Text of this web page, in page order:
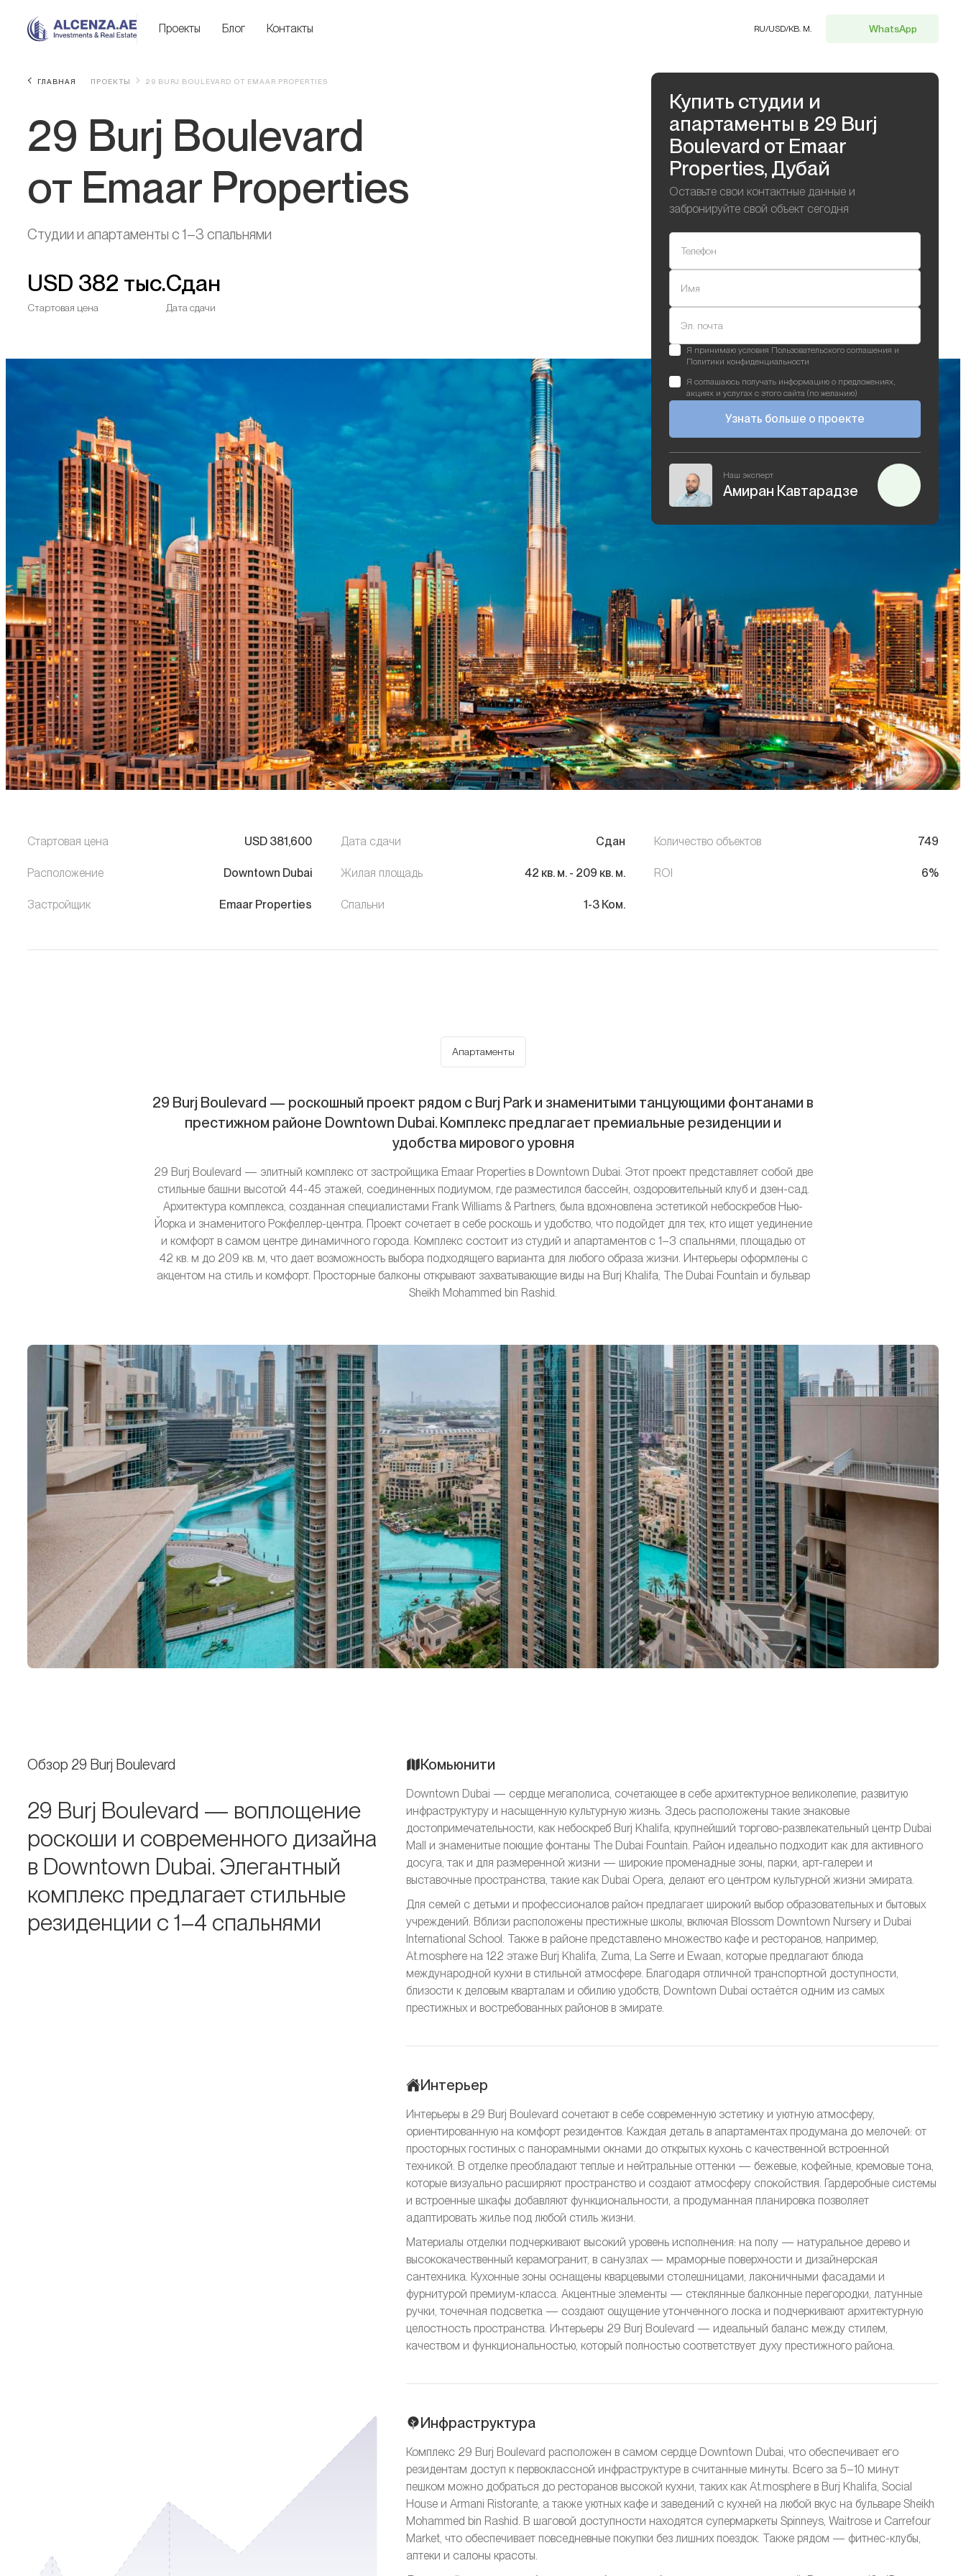
RU/USD/КВ. М. WhatsApp
Проекты Блог Контакты
ГЛАВНАЯ ПРОЕКТЫ 29 BURJ BOULEVARD ОТ EMAAR PROPERTIES
29 Burj Boulevard
от Emaar Properties
Студии и апартаменты с 1–3 спальнями
USD 382 тыс.
Стартовая цена
Сдан
Дата сдачи
Купить студии и
апартаменты в 29 Burj
Boulevard от Emaar
Properties, Дубай
Оставьте свои контактные данные и
забронируйте свой объект сегодня
Телефон
Имя
Эл. почта
Я принимаю условия Пользовательского соглашения и
Политики конфиденциальности
Я соглашаюсь получать информацию о предложениях,
акциях и услугах с этого сайта (по желанию)
Узнать больше о проекте
Наш эксперт
Амиран Кавтарадзе
Стартовая цена USD 381,600
Расположение Downtown Dubai
Застройщик Emaar Properties
Дата сдачи Сдан
Жилая площадь 42 кв. м. - 209 кв. м.
Спальни 1-3 Ком.
Количество объектов 749
ROI 6%
Апартаменты
29 Burj Boulevard — роскошный проект рядом с Burj Park и знаменитыми танцующими фонтанами в
престижном районе Downtown Dubai. Комплекс предлагает премиальные резиденции и
удобства мирового уровня
29 Burj Boulevard — элитный комплекс от застройщика Emaar Properties в Downtown Dubai. Этот проект представляет собой две
стильные башни высотой 44-45 этажей, соединенных подиумом, где разместился бассейн, оздоровительный клуб и дзен-сад.
Архитектура комплекса, созданная специалистами Frank Williams & Partners, была вдохновлена эстетикой небоскребов Нью-
Йорка и знаменитого Рокфеллер-центра. Проект сочетает в себе роскошь и удобство, что подойдет для тех, кто ищет уединение
и комфорт в самом центре динамичного города. Комплекс состоит из студий и апартаментов с 1–3 спальнями, площадью от
42 кв. м до 209 кв. м, что дает возможность выбора подходящего варианта для любого образа жизни. Интерьеры оформлены с
акцентом на стиль и комфорт. Просторные балконы открывают захватывающие виды на Burj Khalifa, The Dubai Fountain и бульвар
Sheikh Mohammed bin Rashid.
Обзор 29 Burj Boulevard
29 Burj Boulevard — воплощение
роскоши и современного дизайна
в Downtown Dubai. Элегантный
комплекс предлагает стильные
резиденции с 1–4 спальнями
Комьюнити
Downtown Dubai — сердце мегаполиса, сочетающее в себе архитектурное великолепие, развитую
инфраструктуру и насыщенную культурную жизнь. Здесь расположены такие знаковые
достопримечательности, как небоскреб Burj Khalifa, крупнейший торгово-развлекательный центр Dubai
Mall и знаменитые поющие фонтаны The Dubai Fountain. Район идеально подходит как для активного
досуга, так и для размеренной жизни — широкие променадные зоны, парки, арт-галереи и
выставочные пространства, такие как Dubai Opera, делают его центром культурной жизни эмирата.
Для семей с детьми и профессионалов район предлагает широкий выбор образовательных и бытовых
учреждений. Вблизи расположены престижные школы, включая Blossom Downtown Nursery и Dubai
International School. Также в районе представлено множество кафе и ресторанов, например,
At.mosphere на 122 этаже Burj Khalifa, Zuma, La Serre и Ewaan, которые предлагают блюда
международной кухни в стильной атмосфере. Благодаря отличной транспортной доступности,
близости к деловым кварталам и обилию удобств, Downtown Dubai остаётся одним из самых
престижных и востребованных районов в эмирате.
Интерьер
Интерьеры в 29 Burj Boulevard сочетают в себе современную эстетику и уютную атмосферу,
ориентированную на комфорт резидентов. Каждая деталь в апартаментах продумана до мелочей: от
просторных гостиных с панорамными окнами до открытых кухонь с качественной встроенной
техникой. В отделке преобладают теплые и нейтральные оттенки — бежевые, кофейные, кремовые тона,
которые визуально расширяют пространство и создают атмосферу спокойствия. Гардеробные системы
и встроенные шкафы добавляют функциональности, а продуманная планировка позволяет
адаптировать жилье под любой стиль жизни.
Материалы отделки подчеркивают высокий уровень исполнения: на полу — натуральное дерево и
высококачественный керамогранит, в санузлах — мраморные поверхности и дизайнерская
сантехника. Кухонные зоны оснащены кварцевыми столешницами, лаконичными фасадами и
фурнитурой премиум-класса. Акцентные элементы — стеклянные балконные перегородки, латунные
ручки, точечная подсветка — создают ощущение утонченного лоска и подчеркивают архитектурную
целостность пространства. Интерьеры 29 Burj Boulevard — идеальный баланс между стилем,
качеством и функциональностью, который полностью соответствует духу престижного района.
Инфраструктура
Комплекс 29 Burj Boulevard расположен в самом сердце Downtown Dubai, что обеспечивает его
резидентам доступ к первоклассной инфраструктуре в считанные минуты. Всего за 5–10 минут
пешком можно добраться до ресторанов высокой кухни, таких как At.mosphere в Burj Khalifa, Social
House и Armani Ristorante, а также уютных кафе и заведений с кухней на любой вкус на бульваре Sheikh
Mohammed bin Rashid. В шаговой доступности находятся супермаркеты Spinneys, Waitrose и Carrefour
Market, что обеспечивает повседневные покупки без лишних поездок. Также рядом — фитнес-клубы,
аптеки и салоны красоты.